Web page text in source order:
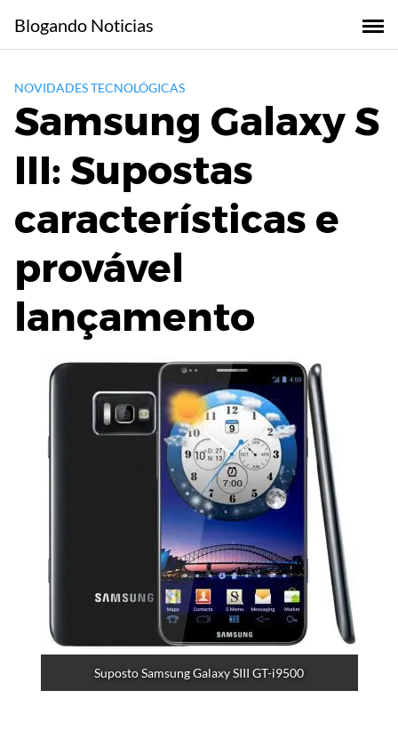
content
Blogando Noticias
NOVIDADES TECNOLÓGICAS
Samsung Galaxy S
III: Supostas
características e
provável
lançamento
Suposto Samsung Galaxy SIII GT-i9500